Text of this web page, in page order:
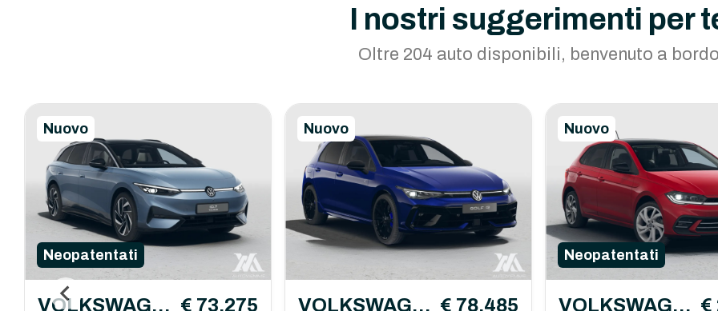
I nostri suggerimenti per
Oltre 204 auto disponibili, benvenuto a
Nuovo
Neopatentati
VOLKSWAGE
€ 73.275
Nuovo
VOLKSWAGE
€ 78.485
Nuovo
Neopatentati
VOLKSWAGE
€